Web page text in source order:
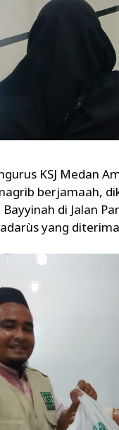
KSJ Medan
berjamaah,
di Jalan
yang